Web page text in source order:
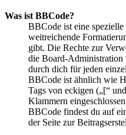
Was ist BBCode?
BBCode ist eine
weitreichende
gibt. Die Rechte zur
die Board-Administration
durch dich für jeden
BBCode ist ähnlich wie
Tags von eckigen („[“
Klammern
BBCode findest du auf
der Seite zur